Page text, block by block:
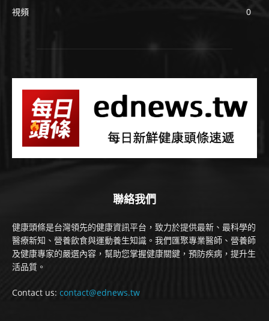
視頻
0
聯絡我們
健康頭條是台灣領先的健康資訊平台，致力於提供最新、最科學的
醫療新知、營養飲食與運動養生知識。我們匯聚專業醫師、營養師
及健康專家的嚴選內容，幫助您掌握健康關鍵，預防疾病，提升生
活品質。
Contact us: contact@ednews.tw